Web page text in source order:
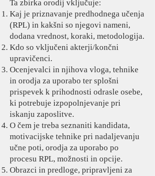
Ta zbirka orodij vključuje:
Kaj je priznavanje predhodnega učenja
(RPL) in kakšni so njegovi nameni,
dodana vrednost, koraki, metodologija.
Kdo so vključeni akterji/končni
upravičenci.
Ocenjevalci in njihova vloga, tehnike
in orodja za uporabo ter splošni
prispevek k prihodnosti odrasle osebe,
ki potrebuje izpopolnjevanje pri
iskanju zaposlitve.
O čem je treba seznaniti kandidata,
motivacijske tehnike pri nadaljevanju
učne poti, orodja za uporabo po
procesu RPL, možnosti in opcije.
Obrazci in predloge, pripravljeni za